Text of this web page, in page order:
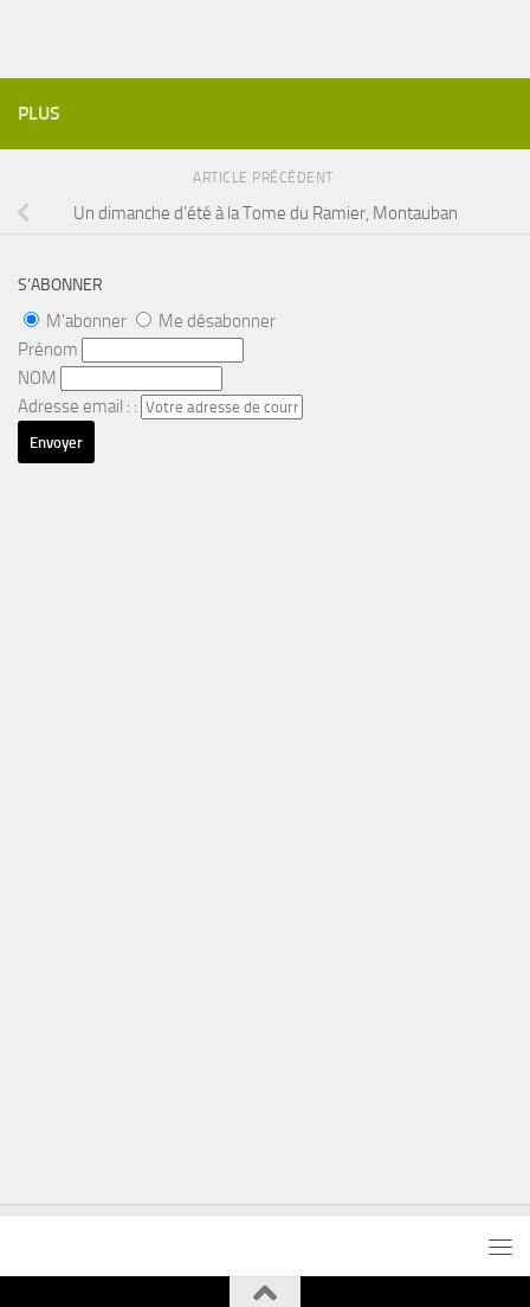
PLUS
ARTICLE PRÉCÉDENT
Un dimanche d’été à la Tome du Ramier, Montauban
S’ABONNER
M'abonner
Me désabonner
Prénom
NOM
Adresse email : :